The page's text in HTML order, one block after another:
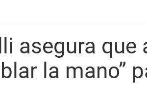
asegura que
la mano”